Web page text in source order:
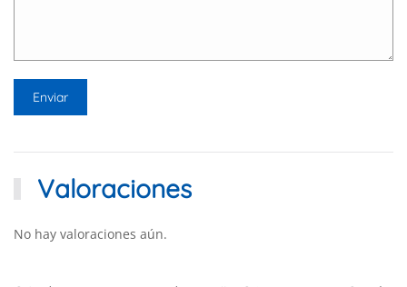
Valoraciones
No hay valoraciones aún.